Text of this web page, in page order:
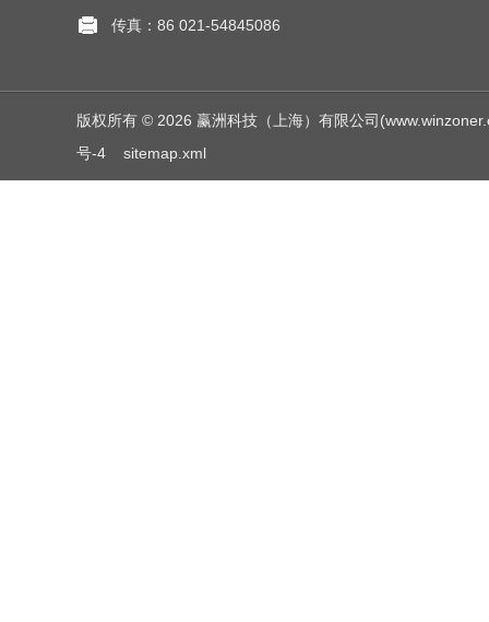
传真：86 021-54845086
版权所有 © 2026 赢洲科技（上海）有限公司
号-4
sitemap.xml